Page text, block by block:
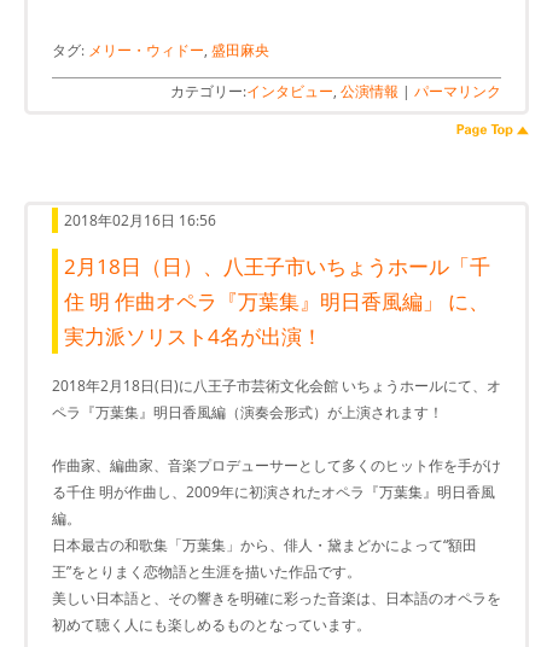
タグ: メリー・ウィドー, 盛田麻央
カテゴリー:インタビュー, 公演情報 | パーマリンク
2018年02月16日 16:56
2月18日（日）、八王子市いちょうホール「千
住 明 作曲オペラ『万葉集』明日香風編」 に、
実力派ソリスト4名が出演！
2018年2月18日(日)に八王子市芸術文化会館 いちょうホールにて、オ
ペラ『万葉集』明日香風編（演奏会形式）が上演されます！
作曲家、編曲家、音楽プロデューサーとして多くのヒット作を手がけ
る千住 明が作曲し、2009年に初演されたオペラ『万葉集』明日香風
編。
日本最古の和歌集「万葉集」から、俳人・黛まどかによって“額田
王”をとりまく恋物語と生涯を描いた作品です。
美しい日本語と、その響きを明確に彩った音楽は、日本語のオペラを
初めて聴く人にも楽しめるものとなっています。